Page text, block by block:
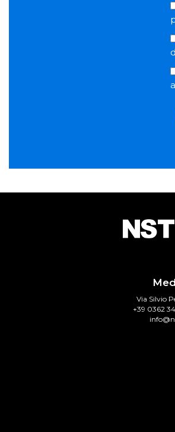
Via Silvio
+39 0362